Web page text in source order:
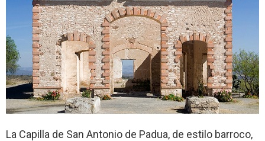
La Capilla de San Antonio de Padua, de estilo barroco,